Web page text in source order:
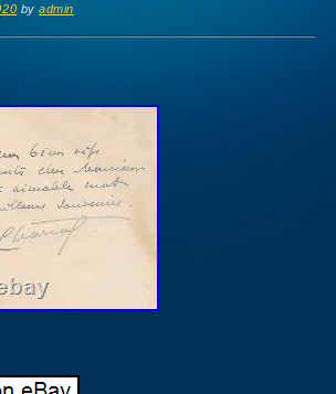
byadmin